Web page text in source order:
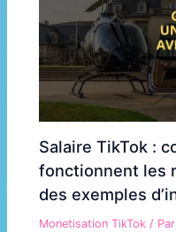
Salaire TikTok :
fonctionnent les
des exemples
Monetisation TikTok /